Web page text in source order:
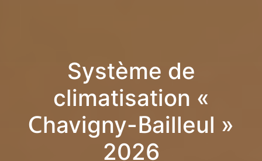
Système de
climatisation «
Chavigny-Bailleul »
2026